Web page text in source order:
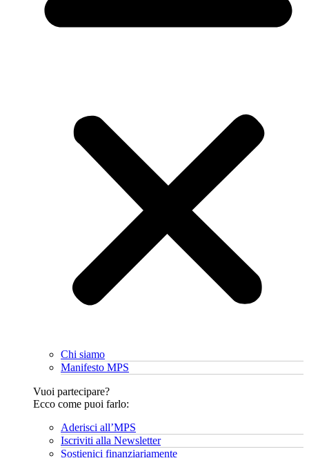
Chi siamo
Manifesto MPS
Vuoi partecipare?
Ecco come puoi farlo:
Aderisci all’MPS
Iscriviti alla Newsletter
Sostienici finanziariamente